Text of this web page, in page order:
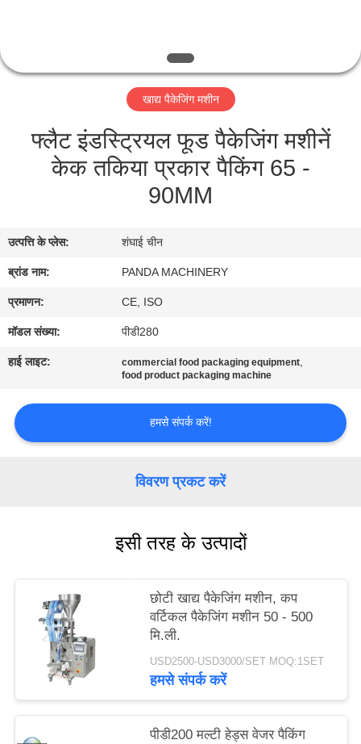
समाचार
उद्धरण
की
विनती
करे
PRIVACY
खाद्य पैकेजिंग मशीन
फ्लैट इंडस्ट्रियल फूड पैकेजिंग मशीनें
केक तकिया प्रकार पैकिंग 65 -
90MM
उत्पत्ति के प्लेस: शंघाई चीन
ब्रांड नाम: PANDA MACHINERY
प्रमाणन: CE, ISO
मॉडल संख्या: पीडी280
हाई लाइट: commercial food packaging equipment,
food product packaging machine
हमसे संपर्क करें!
विवरण प्रकट करें
इसी तरह के उत्पादों
छोटी खाद्य पैकेजिंग मशीन, कप
वर्टिकल पैकेजिंग मशीन 50 - 500
मि.ली.
USD2500-USD3000/SET MOQ:1SET
हमसे संपर्क करें
पीडी200 मल्टी हेड्स वेजर पैकिंग